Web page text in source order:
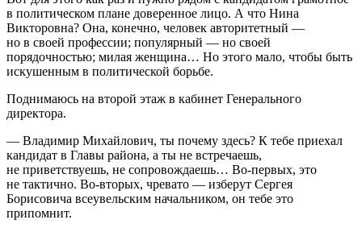
в политическом плане доверенное лицо. А что Нина
Викторовна? Она, конечно, человек авторитетный —
но в своей профессии; популярный — но своей
порядочностью; милая женщина… Но этого мало, чтобы быть
искушенным в политической борьбе.
Поднимаюсь на второй этаж в кабинет Генерального
директора.
— Владимир Михайлович, ты почему здесь? К тебе приехал
кандидат в Главы района, а ты не встречаешь,
не приветствуешь, не сопровождаешь… Во-первых, это
не тактично. Во-вторых, чревато — изберут Сергея
Борисовича всеувельским начальником, он тебе это
припомнит.